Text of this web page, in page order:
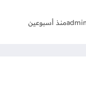
منذ أسبوعين